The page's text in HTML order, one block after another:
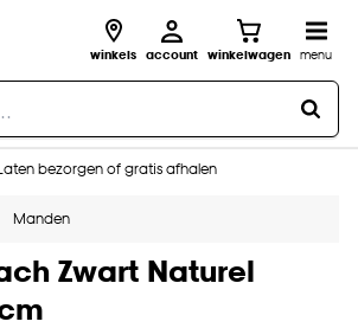
winkels account winkelwagen menu
bezorgen of gratis afhalen
raam advies en opmeten aan huis
Manden
Zwart Naturel